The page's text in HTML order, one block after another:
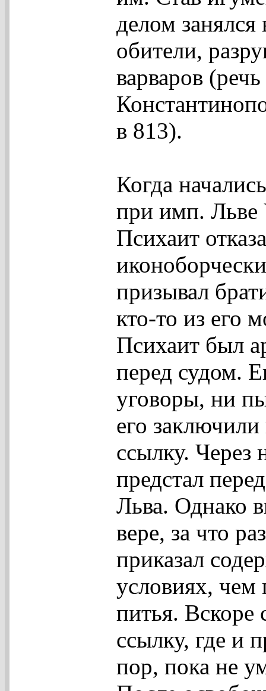
делом занялся
обители,
варваров
в 813).
Когда
при имп.
Психаит
призывал
кто-то из его
Психаит был
перед судом.
уговоры, ни
его
ссылку. Через
предстал
Льва. Однако
вере, за что
приказал
условиях,
питья. Вскоре
ссылку, где и
пор, пока не